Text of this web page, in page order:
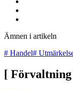
Ämnen i artikeln
# Handel#
[ Förvaltning